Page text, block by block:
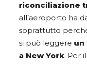
riconciliazione
all’aeroporto ha
soprattutto
si può leggere un
a New York. Per